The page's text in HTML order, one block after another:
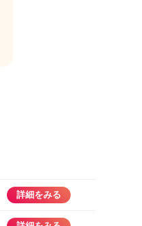
詳細をみる